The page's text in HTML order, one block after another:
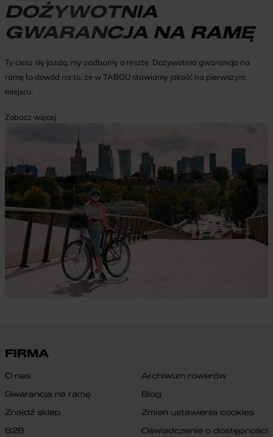
DOŻYWOTNIA
GWARANCJA NA RAMĘ
Ty ciesz się jazdą, my zadbamy o resztę. Dożywotnia gwarancja na
ramę to dowód na to, że w TABOU stawiamy jakość na pierwszym
miejscu.
Zobacz więcej
FIRMA
O nas
Gwarancja na ramę
Znajdź sklep
B2B
Archiwum rowerów
Blog
Zmień ustawienia cookies
Oświadczenie o dostępności